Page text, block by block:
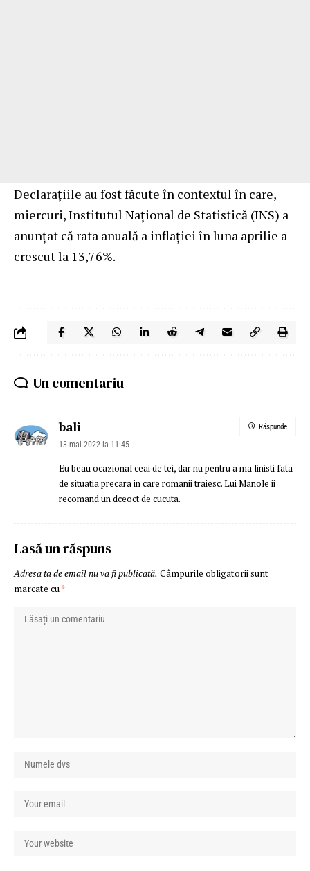
Declarațiile au fost făcute în contextul în care,
miercuri, Institutul Naţional de Statistică (INS) a
anunțat că rata anuală a inflației în luna aprilie a
crescut la 13,76%.
Un comentariu
bali
13 mai 2022 la 11:45
Eu beau ocazional ceai de tei, dar nu pentru a ma linisti fata
de situatia precara in care romanii traiesc. Lui Manole ii
recomand un dceoct de cucuta.
Răspunde
Lasă un răspuns
Adresa ta de email nu va fi publicată. Câmpurile obligatorii sunt
marcate cu*